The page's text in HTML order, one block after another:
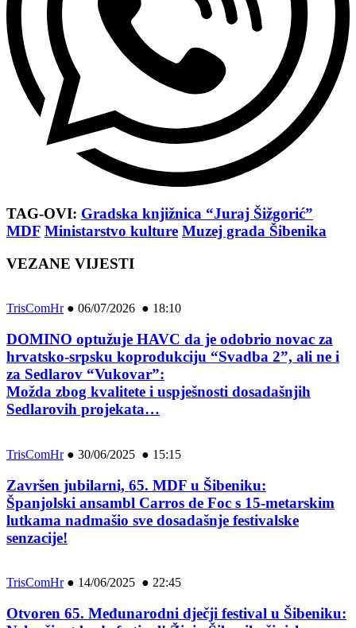
TAG-OVI: Gradska knjižnica “Juraj Šižgorić”
MDF Ministarstvo kulture Muzej grada Šibenika
VEZANE VIJESTI
TrisComHr● 06/07/2026 ● 18:10
DOMINO optužuje HAVC da je odobrio novac za
hrvatsko-srpsku koprodukciju “Svadba 2”, ali ne i
za Sedlarov “Vukovar”:
Možda zbog kvalitete i uspješnosti dosadašnjih
Sedlarovih projekata…
TrisComHr● 30/06/2025 ● 15:15
Završen jubilarni, 65. MDF u Šibeniku:
Španjolski ansambl Carros de Foc s 15-metarskim
lutkama nadmašio sve dosadašnje festivalske
senzacije!
TrisComHr● 14/06/2025 ● 22:45
Otvoren 65. Međunarodni dječji festival u Šibeniku: